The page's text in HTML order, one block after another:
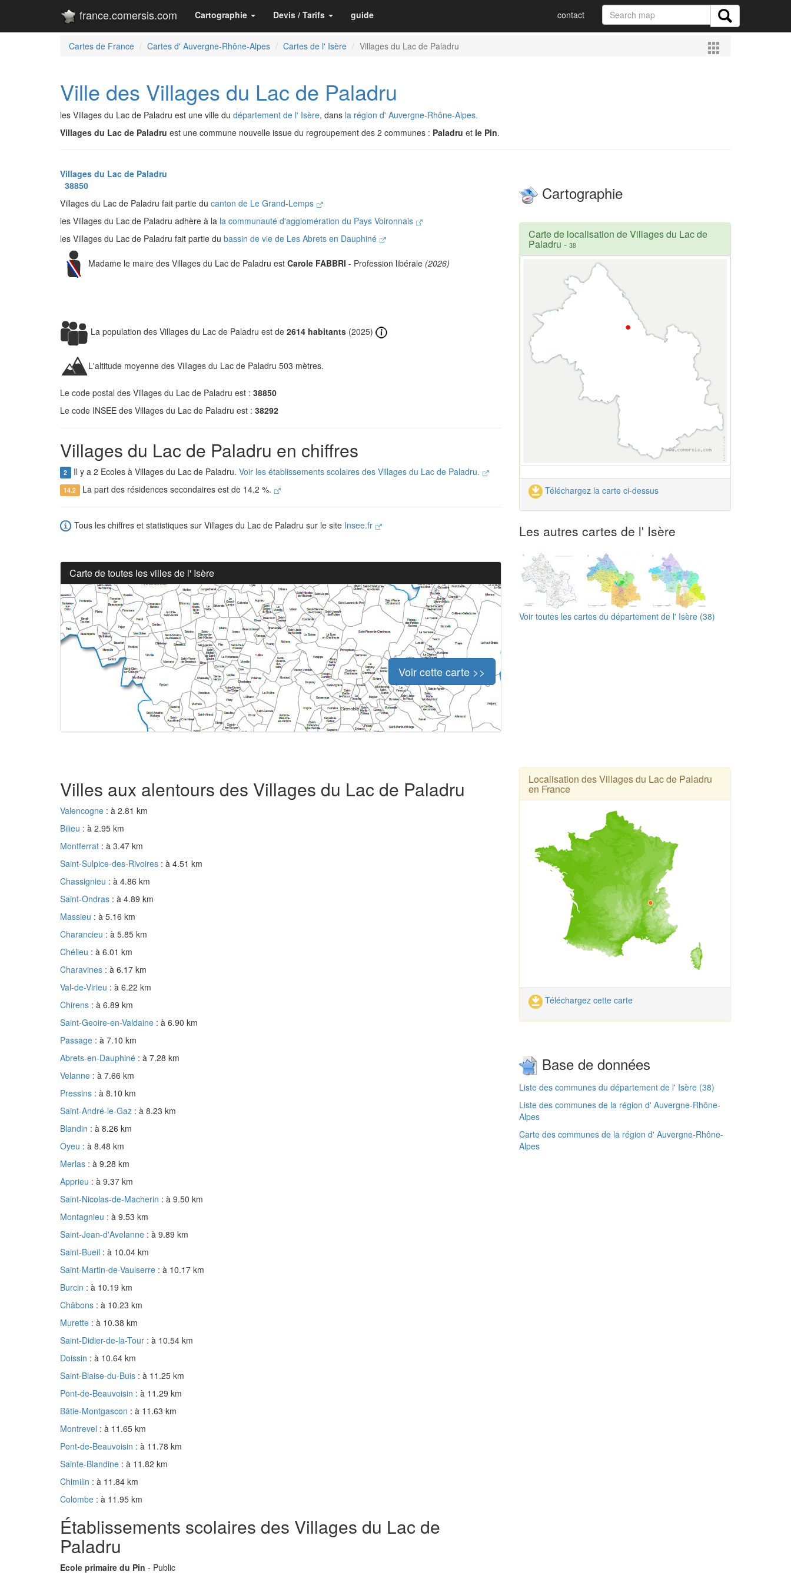
france.comersis.com Cartographie Devis / Tarifs guide contact
Cartes de France Cartes d' Auvergne-Rhône-Alpes Cartes de l' Isère Villages du Lac de Paladru
Ville des Villages du Lac de Paladru
les Villages du Lac de Paladru est une ville du département de l' Isère, dans la région d' Auvergne-Rhône-Alpes.
Villages du Lac de Paladru est une commune nouvelle issue du regroupement des 2 communes : Paladru et le Pin.
Villages du Lac de Paladru
38850
Villages du Lac de Paladru fait partie du canton de Le Grand-Lemps
les Villages du Lac de Paladru adhère à la la communauté d'agglomération du Pays Voironnais
les Villages du Lac de Paladru fait partie du bassin de vie de Les Abrets en Dauphiné
Madame le maire des Villages du Lac de Paladru est Carole FABBRI - Profession libérale (2026)
La population des Villages du Lac de Paladru est de 2614 habitants (2025)
L'altitude moyenne des Villages du Lac de Paladru 503 mètres.
Le code postal des Villages du Lac de Paladru est : 38850
Le code INSEE des Villages du Lac de Paladru est : 38292
Villages du Lac de Paladru en chiffres
2 Il y a 2 Ecoles à Villages du Lac de Paladru. Voir les établissements scolaires des Villages du Lac de Paladru.
14.2 La part des résidences secondaires est de 14.2 %.
Tous les chiffres et statistiques sur Villages du Lac de Paladru sur le site Insee.fr
Carte de toutes les villes de l' Isère
Voir cette carte >>
Cartographie
Carte de localisation de Villages du Lac de
Paladru - 38
Téléchargez la carte ci-dessus
Les autres cartes de l' Isère
Voir toutes les cartes du département de l' Isère (38)
Villes aux alentours des Villages du Lac de Paladru
Valencogne : à 2.81 km
Bilieu : à 2.95 km
Montferrat : à 3.47 km
Saint-Sulpice-des-Rivoires : à 4.51 km
Chassignieu : à 4.86 km
Saint-Ondras : à 4.89 km
Massieu : à 5.16 km
Charancieu : à 5.85 km
Chélieu : à 6.01 km
Charavines : à 6.17 km
Val-de-Virieu : à 6.22 km
Chirens : à 6.89 km
Saint-Geoire-en-Valdaine : à 6.90 km
Passage : à 7.10 km
Abrets-en-Dauphiné : à 7.28 km
Velanne : à 7.66 km
Pressins : à 8.10 km
Saint-André-le-Gaz : à 8.23 km
Blandin : à 8.26 km
Oyeu : à 8.48 km
Merlas : à 9.28 km
Apprieu : à 9.37 km
Saint-Nicolas-de-Macherin : à 9.50 km
Montagnieu : à 9.53 km
Saint-Jean-d'Avelanne : à 9.89 km
Saint-Bueil : à 10.04 km
Saint-Martin-de-Vaulserre : à 10.17 km
Burcin : à 10.19 km
Châbons : à 10.23 km
Murette : à 10.38 km
Saint-Didier-de-la-Tour : à 10.54 km
Doissin : à 10.64 km
Saint-Blaise-du-Buis : à 11.25 km
Pont-de-Beauvoisin : à 11.29 km
Bâtie-Montgascon : à 11.63 km
Montrevel : à 11.65 km
Pont-de-Beauvoisin : à 11.78 km
Sainte-Blandine : à 11.82 km
Chimilin : à 11.84 km
Colombe : à 11.95 km
Établissements scolaires des Villages du Lac de
Paladru
Ecole primaire du Pin - Public
Localisation des Villages du Lac de Paladru
en France
Téléchargez cette carte
Base de données
Liste des communes du département de l' Isère (38)
Liste des communes de la région d' Auvergne-Rhône-
Alpes
Carte des communes de la région d' Auvergne-Rhône-
Alpes